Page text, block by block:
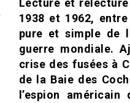
Lecture et
1938 et 1962,
pure et simple de
guerre mondiale.
crise des fusées à
de la Baie des
l’espion